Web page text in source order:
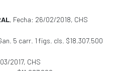
, Fecha: 26/02/2018, CHS
5 carr. 1 figs. cls. $18.307.500
2017, CHS